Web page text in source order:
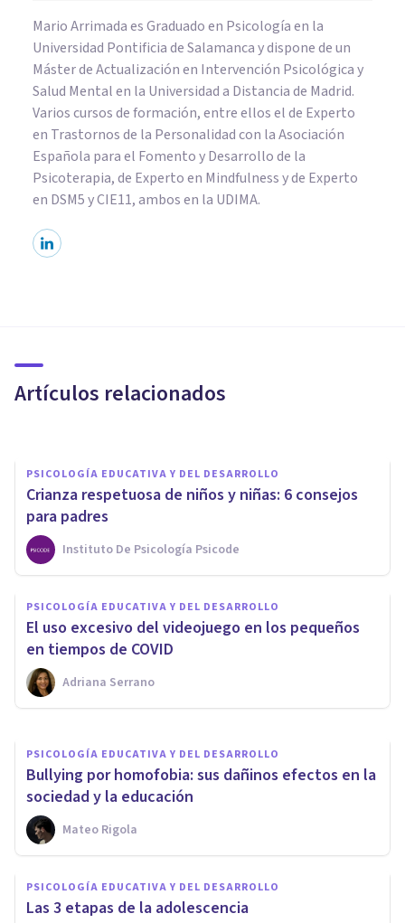
Mario Arrimada es Graduado en Psicología en la
Universidad Pontificia de Salamanca y dispone de un
Máster de Actualización en Intervención Psicológica y
Salud Mental en la Universidad a Distancia de Madrid.
Varios cursos de formación, entre ellos el de Experto
en Trastornos de la Personalidad con la Asociación
Española para el Fomento y Desarrollo de la
Psicoterapia, de Experto en Mindfulness y de Experto
en DSM5 y CIE11, ambos en la UDIMA.
Artículos relacionados
límites?
PSICOLOGÍA EDUCATIVA Y DEL DESARROLLO
Crianza respetuosa de niños y niñas: 6 consejos
para padres
Instituto De Psicología Psicode
PSICOLOGÍA EDUCATIVA Y DEL DESARROLLO
El uso excesivo del videojuego en los pequeños
en tiempos de COVID
Adriana Serrano
Ser niño en la sociedad actual:
mitos sobre la infancia
Elisabet Rodríguez Camón
PSICOLOGÍA EDUCATIVA Y DEL DESARROLLO
Bullying por homofobia: sus dañinos efectos en la
sociedad y la educación
Mateo Rigola
PSICOLOGÍA EDUCATIVA Y DEL DESARROLLO
Las 3 etapas de la adolescencia